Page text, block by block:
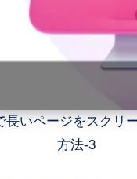
長いページをスクリ
方法-3